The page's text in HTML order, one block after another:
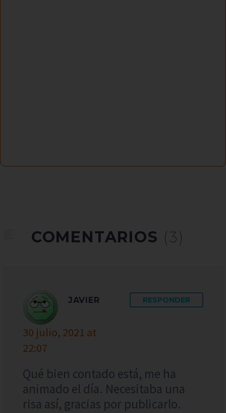
COMENTARIOS (3)
JAVIER
30 julio, 2021 at
22:07
RESPONDER
Qué bien contado está, me ha
animado el día. Necesitaba una
risa así, gracias por publicarlo.